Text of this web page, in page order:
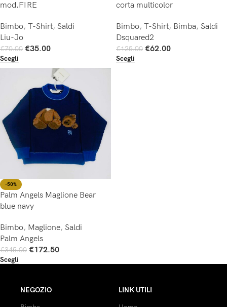
mod.FIRE
Bimbo, T-Shirt, Saldi
Liu-Jo
€70.00 €35.00
Scegli
corta multicolor
Bimbo, T-Shirt, Bimba, Saldi
Dsquared2
€125.00 €62.00
Scegli
-50%
Palm Angels Maglione Bear
blue navy
Bimbo, Maglione, Saldi
Palm Angels
€345.00 €172.50
Scegli
NEGOZIO
LINK UTILI